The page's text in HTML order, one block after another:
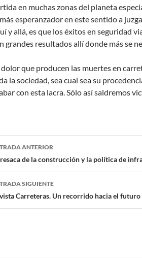
en muchas zonas del planeta
esperanzador en este sentido a
y allá, es que los éxitos en seguridad
grandes resultados allí donde más se
dolor que producen las muertes en
la sociedad, sea cual sea su
con esta lacra. Sólo así saldremos
ANTERIOR
resaca de la construcción y la política de
SIGUIENTE
Carreteras. Un recorrido hacia el futuro